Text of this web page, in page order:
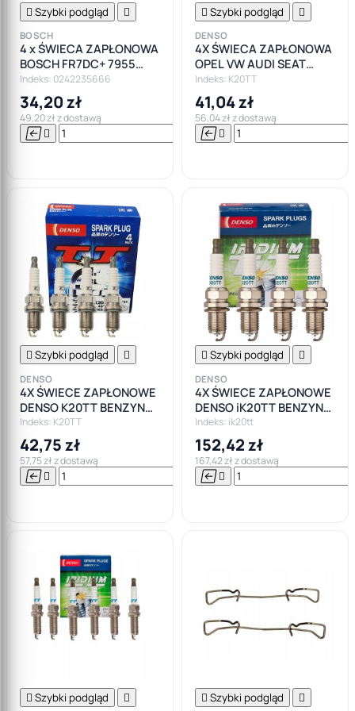
 Szybki podgląd 
BOSCH
4 x ŚWIECA ZAPŁONOWA
BOSCH FR7DC+ 7955
BENZYNA LPG
Indeks: 0242235666
34,20 zł
49,20 zł z dostawą
  

 Szybki podgląd 
DENSO
4X ŚWIECA ZAPŁONOWA
OPEL VW AUDI SEAT
BENZYNA LPG
Indeks: K20TT
41,04 zł
56,04 zł z dostawą
 
 Szybki podgląd 
DENSO
4X ŚWIECE ZAPŁONOWE
DENSO K20TT BENZYNA
LPG GAZ
Indeks: K20TT
42,75 zł
57,75 zł z dostawą
  

 Szybki podgląd 
DENSO
4X ŚWIECE ZAPŁONOWE
DENSO iK20TT BENZYNA
LPG GAZ
Indeks: ik20tt
152,42 zł
167,42 zł z dostawą
 
 Szybki podgląd   Szybki podgląd 